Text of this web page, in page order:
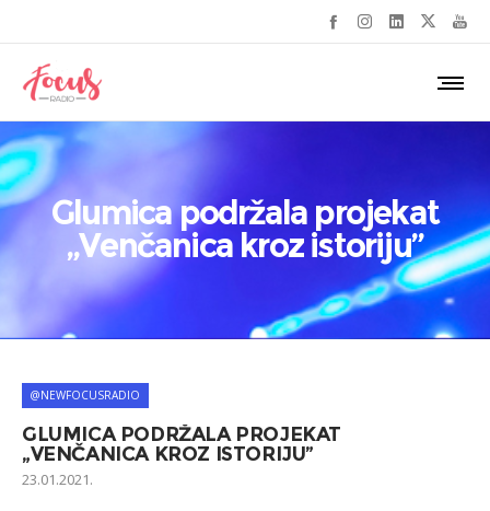
Glumica podržala projekat
„Venčanica kroz istoriju”
@NEWFOCUSRADIO
GLUMICA PODRŽALA PROJEKAT
„VENČANICA KROZ ISTORIJU”
23.01.2021.